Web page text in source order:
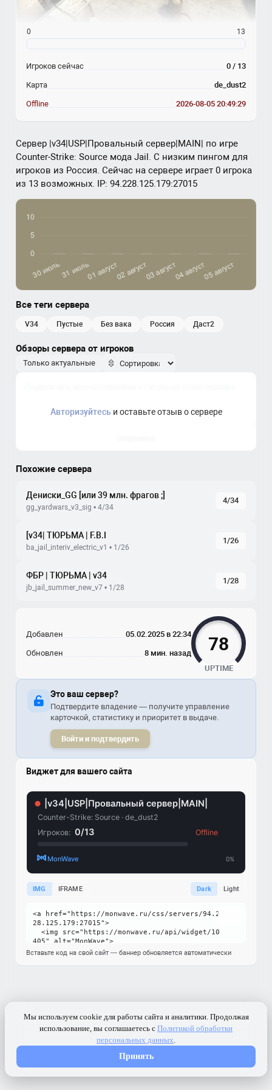
Сервер |v34|USP|Провальный сервер|MAIN| по игре
Counter-Strike: Source мода Jail. С низким пингом для
игроков из Россия. Сейчас на сервере играет 0 игрока
из 13 возможных. IP: 94.228.125.179:27015
Все теги сервера
v34 пустые без вака россия даст2
Обзоры сервера от игроков
Только актуальные
Авторизуйтесьи оставьте отзыв о сервере
Похожие сервера
Дениски_GG [или 39 млн. фрагов ;]
gg_yardwars_v3_sig • 4/34
4/34
[v34| ТЮРЬМА | F.B.I
ba_jail_interiv_electric_v1 • 1/26
1/26
ФБР | ТЮРЬМА | v34
jb_jail_summer_new_v7 • 1/28
1/28
0 13
Игроков сейчас 0 / 13
Карта de_dust2
Offline 2026-08-05 20:49:29
Добавлен 05.02.2025 в 22:34
Обновлен 8 мин. назад 78
UPTIME
Это ваш сервер?
Подтвердите владение — получите управление
карточкой, статистику и приоритет в выдаче.
Войти и подтвердить
Виджет для вашего сайта
IMG IFRAME Dark Light
Вставьте код на свой сайт — баннер обновляется автоматически